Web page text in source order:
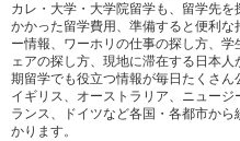
カレ・大学・大学院留学も、留学先
かかった留学費用、準備すると便利
ー情報、ワーホリの仕事の探し方、
ェアの探し方、現地に滞在する日本
期留学でも役立つ情報が毎日たくさん
イギリス、オーストラリア、ニュー
ランス、ドイツなど各国・各都市か
かります。